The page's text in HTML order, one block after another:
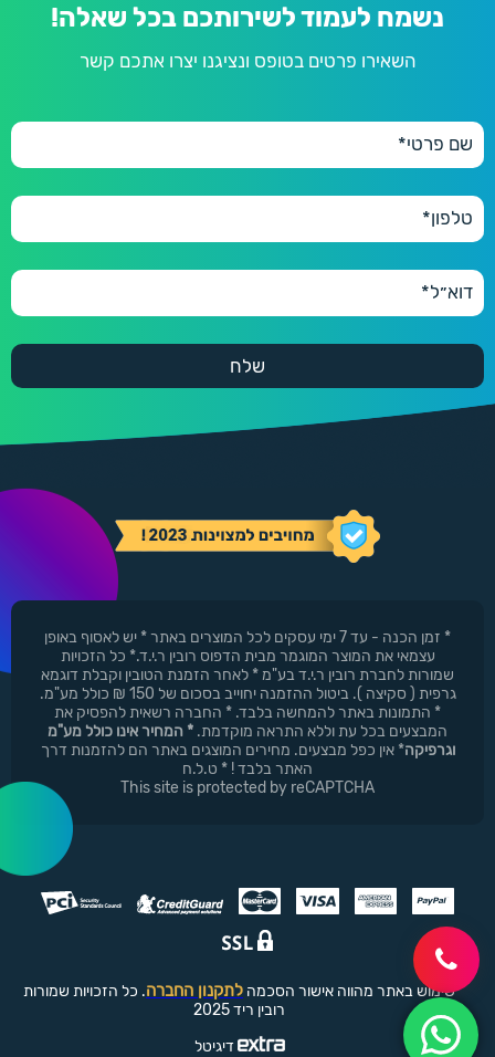
נשמח לעמוד לשירותכם בכל שאלה!
השאירו פרטים בטופס ונציגנו יצרו אתכם קשר
* זמן הכנה - עד 7 ימי עסקים לכל המוצרים באתר * יש לאסוף באופן
עצמאי את המוצר המוגמר מבית הדפוס רובין ר.י.ד.* כל הזכויות
שמורות לחברת רובין ר.י.ד בע"מ * לאחר הזמנת הטובין וקבלת דוגמא
גרפית ( סקיצה ). ביטול ההזמנה יחוייב בסכום של 150 ₪ כולל מע"מ.
* התמונות באתר להמחשה בלבד. * החברה רשאית להפסיק את
המבצעים בכל עת וללא התראה מוקדמת. * המחיר אינו כולל מע"מ
וגרפיקה* אין כפל מבצעים. מחירים המוצגים באתר הם להזמנות דרך
האתר בלבד ! * ט.ל.ח
This site is protected by reCAPTCHA
שימוש באתר מהווה אישור הסכמה לתקנון החברה. כל הזכויות שמורות
רובין ריד 2025
דיגיטל